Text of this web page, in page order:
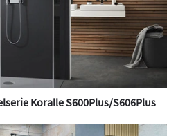
Koralle S600Plus/S606Plus